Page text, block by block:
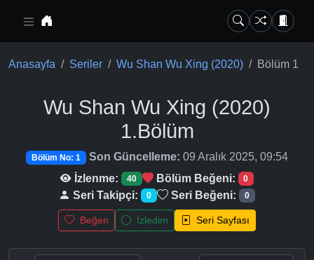
Anasayfa Seriler Wu Shan Wu Xing (2020) Bölüm 1
Wu Shan Wu Xing (2020)
1.Bölüm
Bölüm No: 1 Son Güncelleme: 09 Aralık 2025, 09:54
İzlenme:
40 Bölüm Beğeni: 0
Seri Takipçi: 0 Seri Beğeni: 0
Beğen İzledim Seri Sayfası